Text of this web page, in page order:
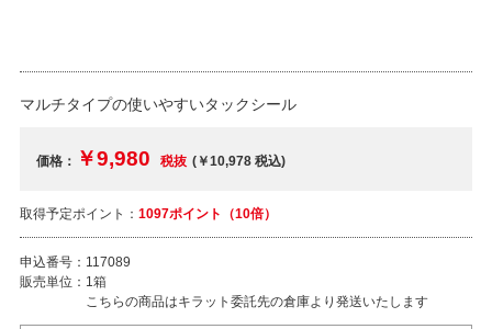
マルチタイプの使いやすいタックシール
価格： ￥9,980 税抜 (￥10,978税込)
取得予定ポイント： 1097ポイント（10倍）
申込番号： 117089
販売単位： 1箱
こちらの商品はキラット委託先の倉庫より発送いたします